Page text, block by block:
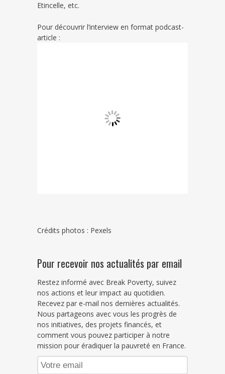
Etincelle, etc.
Pour découvrir l’interview en format podcast-
article :
Crédits photos : Pexels
Pour recevoir nos actualités par email
Restez informé avec Break Poverty, suivez
nos actions et leur impact au quotidien.
Recevez par e-mail nos dernières actualités.
Nous partageons avec vous les progrès de
nos initiatives, des projets financés, et
comment vous pouvez participer à notre
mission pour éradiquer la pauvreté en France.